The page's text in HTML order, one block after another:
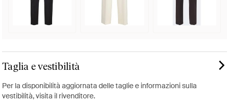
Taglia e vestibilità
Per la disponibilità aggiornata delle taglie e informazioni sulla
vestibilità, visita il rivenditore.